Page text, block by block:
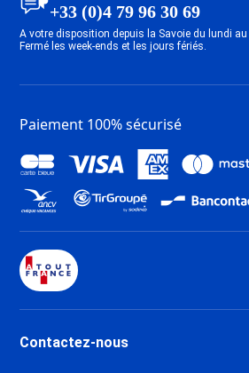
+33 (0)4 79 96 30 69
A votre disposition depuis la Savoie du lundi au
Fermé les week-ends et les jours fériés.
Paiement 100% sécurisé
Contactez-nous